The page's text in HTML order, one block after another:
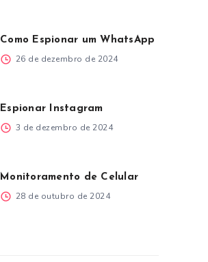
Como Espionar um WhatsApp
26 de dezembro de 2024
Espionar Instagram
3 de dezembro de 2024
Monitoramento de Celular
28 de outubro de 2024